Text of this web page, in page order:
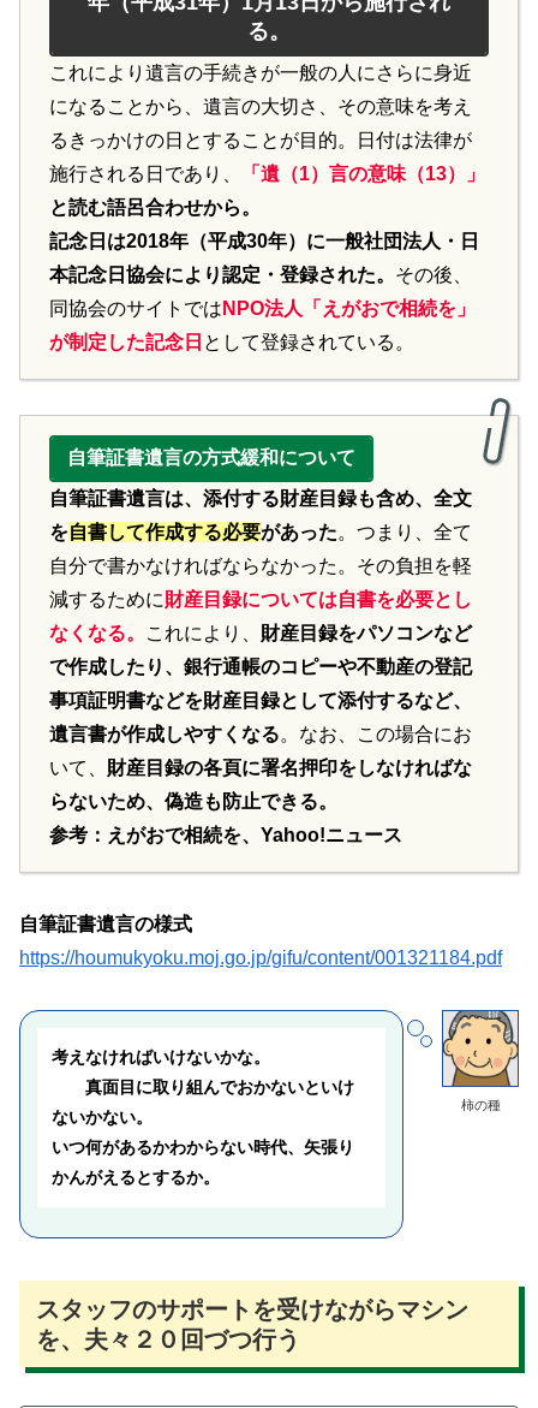
る。
これにより遺言の手続きが一般の人にさらに身近
になることから、遺言の大切さ、その意味を考え
るきっかけの日とすることが目的。日付は法律が
施行される日であり、
「遺（1）言の意味（13）」
と読む語呂合わせから。
記念日は2018年（平成30年）に一般社団法人・日
本記念日協会により認定・登録された。 その後、
同協会のサイトでは NPO法人「えがおで相続を」
が制定した記念 日 として登録されている。
自筆証書遺言の方式緩和について
自筆証書遺言は、添付する財産目録も含め、全文
を自書して作成する必要があった。つまり、全て
自分で書かなければならなかった。その負担を軽
減するために財産目録については自書を必要とし
なくなる。
これにより、 財産目録をパソコンなど
で作成したり、銀行通帳のコピーや不動産の登記
事項証明書などを財産目録として添付するなど、
遺言書が作成しやすくなる。なお、この場合にお
いて、 財産目録の各頁に署名押印をしなければな
らないため、偽造も防止できる。
参考 ：えがおで相続を、Yahoo!ニュース
自筆証書遺言の様式
https://houmukyoku.moj.go.jp/gifu/content/001321184.pdf
柿の種
考えなければいけないかな。
真面目に取り組んでおかないといけ
ないかない。
いつ何があるかわからない時代、矢張り
かんがえるとするか。
スタッフのサポートを受けながらマシン
を、夫々２０回づつ行う